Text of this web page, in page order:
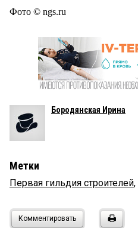
Фото © ngs.ru
Бородянская Ирина
Метки
Первая гильдия строителей,
Комментировать